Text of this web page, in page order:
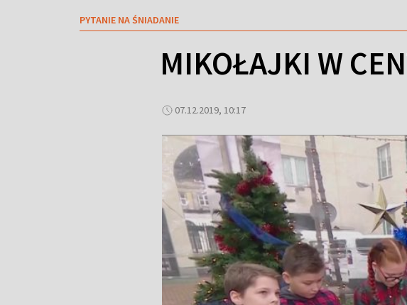
PYTANIE NA ŚNIADANIE
MIKOŁAJKI W
07.12.2019, 10:17